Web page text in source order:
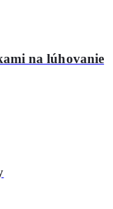
na lúhovanie